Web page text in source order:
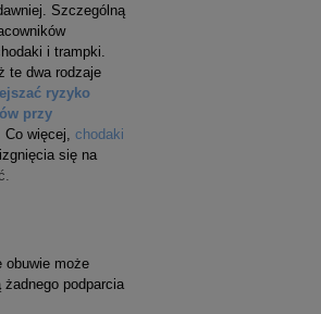
Szczególną
i trampki.
te dwa rodzaje
ryzyko
przy
Co więcej, chodaki
się na
obuwie może
podparcia